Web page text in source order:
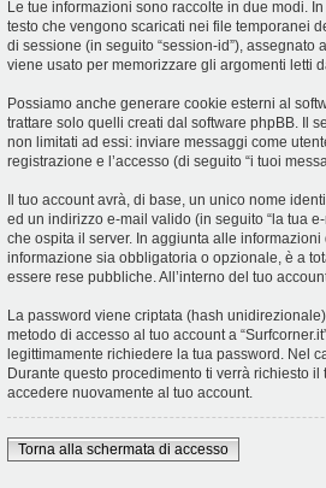
Le tue informazioni sono raccolte in due modi.
testo che vengono scaricati nei file temporanei
di sessione (in seguito “session-id”), assegnato
viene usato per memorizzare gli argomenti letti
Possiamo anche generare cookie esterni al
trattare solo quelli creati dal software phpBB. Il
non limitati ad essi: inviare messaggi come
registrazione e l’accesso (di seguito “i tuoi
Il tuo account avrà, di base, un unico nome
ed un indirizzo e-mail valido (in seguito “la tua
che ospita il server. In aggiunta alle
informazione sia obbligatoria o opzionale, è a
essere rese pubbliche. All’interno del tuo
La password viene criptata (hash
metodo di accesso al tuo account a
legittimamente richiedere la tua password. Nel
Durante questo procedimento ti verrà richiesto
accedere nuovamente al tuo account.
Torna alla schermata di accesso